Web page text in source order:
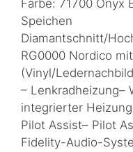
Farbe: 71700 Onyx
Speichen
Diamantschnitt/
RG0000 Nordico
(Vinyl/
– Lenkradheizung–
integrierter
Pilot Assist– Pilot
Fidelity-Audio-